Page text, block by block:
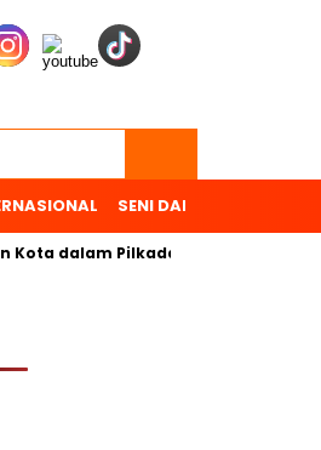
SENI DAN BUDAYA
Kota dalam Pilkada